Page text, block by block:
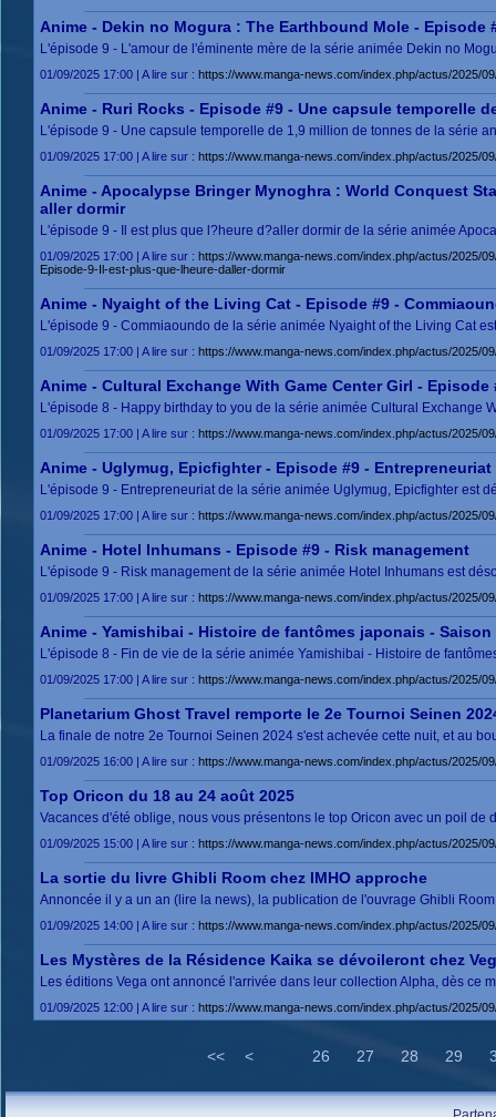
Anime - Dekin no Mogura : The Earthbound Mole - Episode
L'épisode 9 - L'amour de l'éminente mère de la série animée Dekin no
01/09/2025 17:00 | A lire sur : https://www.manga-news.com/index.php/actus/2025/
Anime - Ruri Rocks - Episode #9 - Une capsule temporelle
L'épisode 9 - Une capsule temporelle de 1,9 million de tonnes de la série
01/09/2025 17:00 | A lire sur : https://www.manga-news.com/index.php/actus/2025/
Anime - Apocalypse Bringer Mynoghra : World Conquest
aller dormir
L'épisode 9 - Il est plus que l?heure d?aller dormir de la série animée
01/09/2025 17:00 | A lire sur : https://www.manga-news.com/index.php/actus/2025/
Episode-9-Il-est-plus-que-lheure-daller-dormir
Anime - Nyaight of the Living Cat - Episode #9 -
L'épisode 9 - Commiaoundo de la série animée Nyaight of the Living Cat
01/09/2025 17:00 | A lire sur : https://www.manga-news.com/index.php/actus/2025/
Anime - Cultural Exchange With Game Center Girl -
L'épisode 8 - Happy birthday to you de la série animée Cultural Exchange
01/09/2025 17:00 | A lire sur : https://www.manga-news.com/index.php/actus/2025/
Anime - Uglymug, Epicfighter - Episode #9 - Entrepreneuriat
L'épisode 9 - Entrepreneuriat de la série animée Uglymug, Epicfighter est
01/09/2025 17:00 | A lire sur : https://www.manga-news.com/index.php/actus/2025/
Anime - Hotel Inhumans - Episode #9 - Risk management
L'épisode 9 - Risk management de la série animée Hotel Inhumans est
01/09/2025 17:00 | A lire sur : https://www.manga-news.com/index.php/actus/2025/
Anime - Yamishibai - Histoire de fantômes japonais -
L'épisode 8 - Fin de vie de la série animée Yamishibai - Histoire de
01/09/2025 17:00 | A lire sur : https://www.manga-news.com/index.php/actus/2025/
Planetarium Ghost Travel remporte le 2e Tournoi Seinen
La finale de notre 2e Tournoi Seinen 2024 s'est achevée cette nuit, et au
01/09/2025 16:00 | A lire sur : https://www.manga-news.com/index.php/actus/2025/
Top Oricon du 18 au 24 août 2025
Vacances d'été oblige, nous vous présentons le top Oricon avec un poil
01/09/2025 15:00 | A lire sur : https://www.manga-news.com/index.php/actus/2025/
La sortie du livre Ghibli Room chez IMHO approche
Annoncée il y a un an (lire la news), la publication de l'ouvrage Ghibli
01/09/2025 14:00 | A lire sur : https://www.manga-news.com/index.php/actus/2025/
Les Mystères de la Résidence Kaika se dévoileront chez
Les éditions Vega ont annoncé l'arrivée dans leur collection Alpha, dès ce
01/09/2025 12:00 | A lire sur : https://www.manga-news.com/index.php/actus/2025/
<< < 26 27 28 29